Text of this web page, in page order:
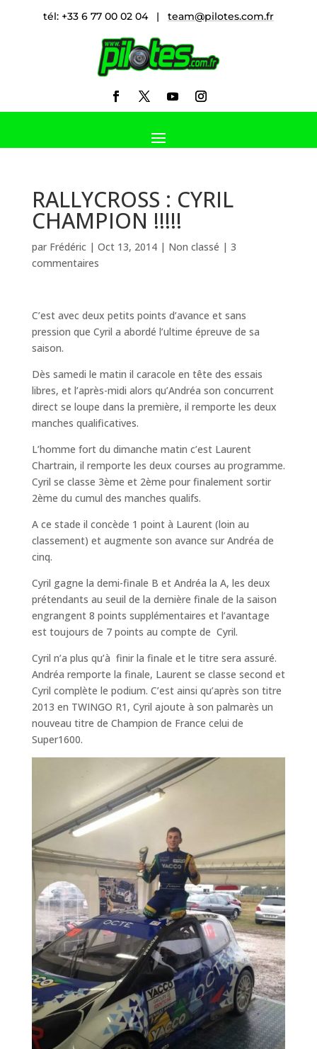
tél: +33 6 77 00 02 04 | team@pilotes.com.fr
RALLYCROSS : CYRIL
CHAMPION !!!!!
par Frédéric| Oct 13, 2014| Non classé | 3
commentaires
C’est avec deux petits points d’avance et sans
pression que Cyril a abordé l’ultime épreuve de sa
saison.
Dès samedi le matin il caracole en tête des essais
libres, et l’après-midi alors qu’Andréa son concurrent
direct se loupe dans la première, il remporte les deux
manches qualificatives.
L’homme fort du dimanche matin c’est Laurent
Chartrain, il remporte les deux courses au programme.
Cyril se classe 3ème et 2ème pour finalement sortir
2ème du cumul des manches qualifs.
A ce stade il concède 1 point à Laurent (loin au
classement) et augmente son avance sur Andréa de
cinq.
Cyril gagne la demi-finale B et Andréa la A, les deux
prétendants au seuil de la dernière finale de la saison
engrangent 8 points supplémentaires et l’avantage
est toujours de 7 points au compte de Cyril.
Cyril n’a plus qu’à finir la finale et le titre sera assuré.
Andréa remporte la finale, Laurent se classe second et
Cyril complète le podium. C’est ainsi qu’après son titre
2013 en TWINGO R1, Cyril ajoute à son palmarès un
nouveau titre de Champion de France celui de
Super1600.